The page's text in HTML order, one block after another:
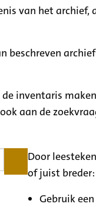
van het
inventaris
aan de
Door
of juist breder:
Gebruik